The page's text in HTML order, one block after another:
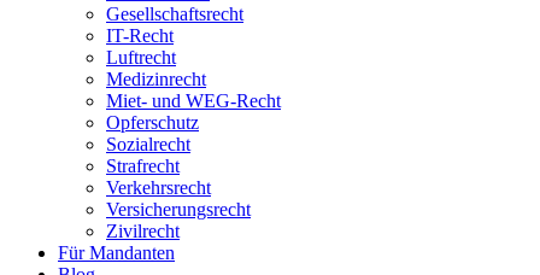
Gesellschaftsrecht
IT-Recht
Luftrecht
Medizinrecht
Miet- und WEG-Recht
Opferschutz
Sozialrecht
Strafrecht
Verkehrsrecht
Versicherungsrecht
Zivilrecht
Für Mandanten